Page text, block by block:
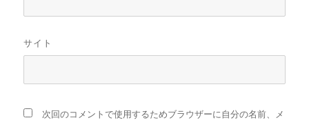
サイト
次回のコメントで使用するためブラウザーに自分の名前、メ